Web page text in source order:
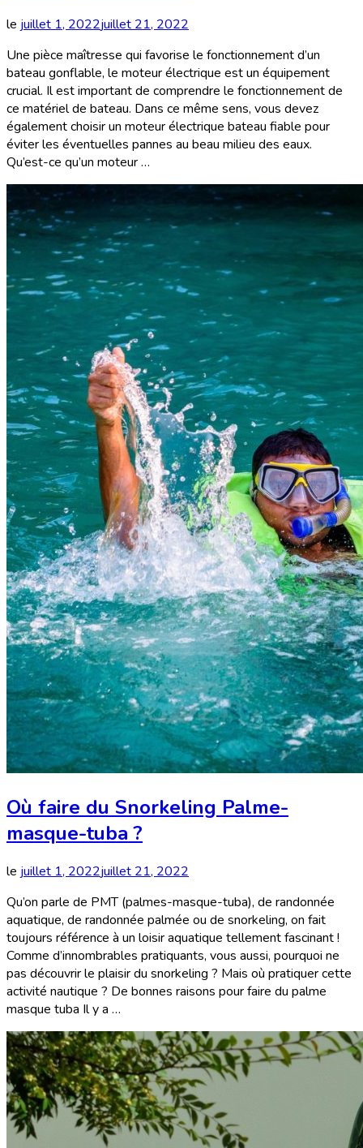
le juillet 1, 2022juillet 21, 2022
Une pièce maîtresse qui favorise le fonctionnement d’un
bateau gonflable, le moteur électrique est un équipement
crucial. Il est important de comprendre le fonctionnement de
ce matériel de bateau. Dans ce même sens, vous devez
également choisir un moteur électrique bateau fiable pour
éviter les éventuelles pannes au beau milieu des eaux.
Qu’est-ce qu’un moteur …
Où faire du Snorkeling Palme-
masque-tuba ?
le juillet 1, 2022juillet 21, 2022
Qu’on parle de PMT (palmes-masque-tuba), de randonnée
aquatique, de randonnée palmée ou de snorkeling, on fait
toujours référence à un loisir aquatique tellement fascinant !
Comme d’innombrables pratiquants, vous aussi, pourquoi ne
pas découvrir le plaisir du snorkeling ? Mais où pratiquer cette
activité nautique ? De bonnes raisons pour faire du palme
masque tuba Il y a …